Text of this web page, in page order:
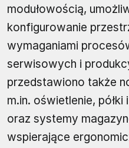
modułowością,
konfigurowanie
wymaganiami
serwisowych i
przedstawiono także
m.in. oświetlenie,
oraz systemy
wspierające